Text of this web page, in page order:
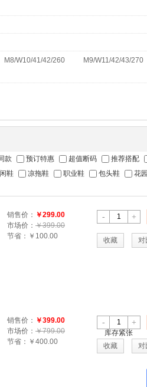
M8/W10/41/42/260
M9/W11/42/43/270
款 预订特惠 超值断码 推荐搭配
鞋 凉拖鞋 职业鞋 包头鞋 花
- +
收藏 对
销售价： ￥299.00
市场价： ￥399.00
节省： ￥100.00
- +
库存紧张
收藏 对
销售价： ￥399.00
市场价： ￥799.00
节省： ￥400.00